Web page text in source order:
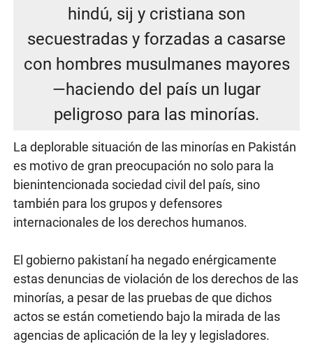
hindú, sij y cristiana son
secuestradas y forzadas a casarse
con hombres musulmanes mayores
—haciendo del país un lugar
peligroso para las minorías.
La deplorable situación de las minorías en Pakistán
es motivo de gran preocupación no solo para la
bienintencionada sociedad civil del país, sino
también para los grupos y defensores
internacionales de los derechos humanos.
El gobierno pakistaní ha negado enérgicamente
estas denuncias de violación de los derechos de las
minorías, a pesar de las pruebas de que dichos
actos se están cometiendo bajo la mirada de las
agencias de aplicación de la ley y legisladores.